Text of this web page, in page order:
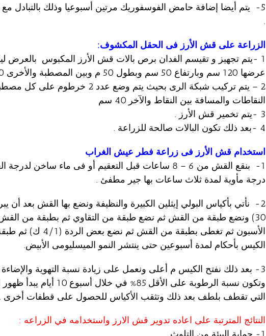
5- يتم أيضا إضافة حامض الفوسفوريك مرتين أسبوعيا وذلك بالتبادل مع
.
الزراعة على قش الأرز فى الحقل المكشوف:
1 -يتم تجهيز و تقيسم الفدان برص بالات قش الأرز المكبوس بالعرض
عرضها 120 سم وبارتفاع 50 سم وبطول 50 م وبين المصطبة والأخرى 50 سم
2 – يتم تركيب شبكة الرى بحيث يتم وضع عدد 2
النقاطات والمسافة بين النقاط والآخر 40 سم
3 -يتم تخمير قش الأرز .
4 -بعد ذلك تكون البالات صالحة للزراعة .
استخدام قش الأرز فى زراعة فطر عيش الغراب
درجة مأوية لمدة ثلاث ساعات بها جير مطفئ .
30) ونضع طبقة من القش ثم نضع طبقة من التقاوي ثم بطبقة من
الأسبون ثم تغطى بطبقة من
الكيس بأحكام لمدة أسبوعين حتى ينتشر النمو الميسليومى الأبيض.
3- بعد ذلك نفتح الكيس م أعلى ونعمل على زيادة نسبة التهوية والإضاءة
وتكون نسبة الرطوبة على الأقل 85% في
التي تقطف بلطف بعد ذلك وتثقب الأكياس للحصول على قطفات أخرى .
النتائج المترتبة على اعاده تدوير قش الارز واستخدامه في الزراعه :